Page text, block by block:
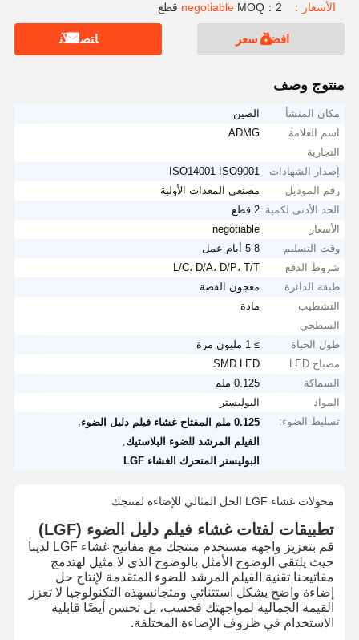
الأسعار：negotiable MOQ：2 قطع
افضل سعر ﺎﺘﺼﻟ ﺍﻶﻧ
منتوج وصف
مكان المنشأ
الصين
اسم العلامة
التجارية
ADMG
إصدار الشهادات
ISO14001 ISO9001
رقم الموديل
مصنعي المعدات الأولية
الحد الأدنى لكمية 2 قطع
الأسعار
negotiable
وقت التسليم
5-8 أيام عمل
شروط الدفع
L/C، D/A، D/P، T/T
طبقة الدائرة
معجون الفضة
التشطيب
السطحي
مادة
طول الحياة
≥ 1 مليون مرة
مصباح LED
SMD LED
السماكة
0.125 ملم
المواد
البوليستر
تسليط الضوء:
0.125 ملم المفتاح غشاء فيلم دليل الضوء
الفيلم المرشد للضوء البلاستيك
البوليستر المتحرك الغشاء LGF
محولات غشاء LGF الحل المثالي للإضاءة لمنتجك
تطبيقات لفتات غشاء فيلم دليل الضوء (LGF)
قم بتعزيز واجهة مستخدم منتجك مع مفاتيح غشاء LGF لدينا
حيث يلتقي الوضوح الأمثل بالوضوح الذي لا مثيل لهتدمج
مفاتيحنا تقنية الفيلم المرشد للضوء المتقدمة لإنتاج حل
إضاءة واضح بشكل استثنائي ومتجانسهذه التكنولوجيا لا تعزز
القيمة الجمالية لمواجهتك فحسب، بل تحسن أيضًا قابلية
الاستخدام في ظروف الإضاءة المختلفة.